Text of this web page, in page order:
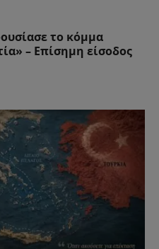
το κόμμα
– Επίσημη είσοδος